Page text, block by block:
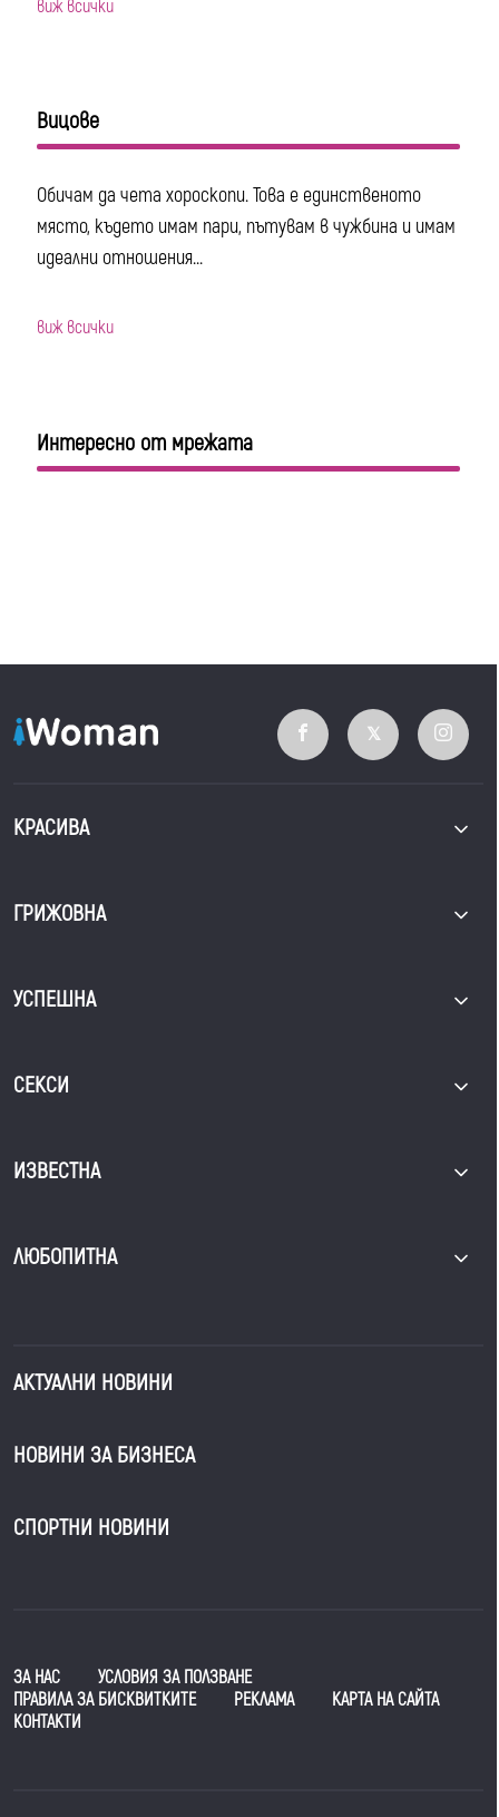
виж всички
Вицове
Обичам да чета хороскопи. Това е единственото
място, където имам пари, пътувам в чужбина и имам
идеални отношения...
виж всички
Интересно от мрежата
КРАСИВА
ГРИЖОВНА
УСПЕШНА
СЕКСИ
ИЗВЕСТНА
ЛЮБОПИТНА
АКТУАЛНИ НОВИНИ
НОВИНИ ЗА БИЗНЕСА
СПОРТНИ НОВИНИ
ЗА НАС
УСЛОВИЯ ЗА ПОЛЗВАНЕ
ПРАВИЛА ЗА БИСКВИТКИТЕ
РЕКЛАМА
КАРТА НА САЙТА
КОНТАКТИ